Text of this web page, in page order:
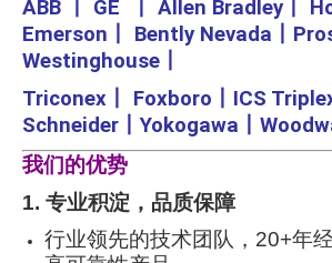
ABB GE Allen Bradley
Emerson
Bently Nevada
Westinghouse
Triconex
Foxboro ICS
Schneider 丨Yokogawa
我们的优势
1. 专业积淀，品质保障
行业领先的技术团队，20+年